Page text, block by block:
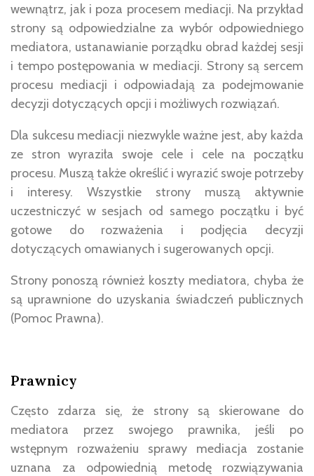
wewnątrz, jak i poza procesem mediacji. Na przykład
strony są odpowiedzialne za wybór odpowiedniego
mediatora, ustanawianie porządku obrad każdej sesji
i tempo postępowania w mediacji. Strony są sercem
procesu mediacji i odpowiadają za podejmowanie
decyzji dotyczących opcji i możliwych rozwiązań.
Dla sukcesu mediacji niezwykle ważne jest, aby każda
ze stron wyraziła swoje cele i cele na początku
procesu. Muszą także określić i wyrazić swoje potrzeby
i interesy. Wszystkie strony muszą aktywnie
uczestniczyć w sesjach od samego początku i być
gotowe do rozważenia i podjęcia decyzji
dotyczących omawianych i sugerowanych opcji.
Strony ponoszą również koszty mediatora, chyba że
są uprawnione do uzyskania świadczeń publicznych
(Pomoc Prawna).
Prawnicy
Często zdarza się, że strony są skierowane do
mediatora przez swojego prawnika, jeśli po
wstępnym rozważeniu sprawy mediacja zostanie
uznana za odpowiednią metodę rozwiązywania